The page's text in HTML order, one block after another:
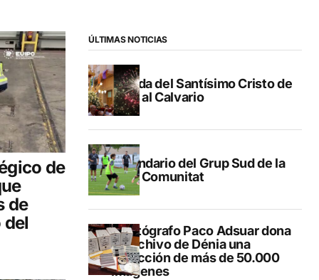
de
de
ÚLTIMAS NOTICIAS
Subida del Santísimo Cristo de
Gata al Calvario
Calendario del Grup Sud de la
Lliga Comunitat
El fotógrafo Paco Adsuar dona
al Archivo de Dénia una
colección de más de 50.000
imágenes